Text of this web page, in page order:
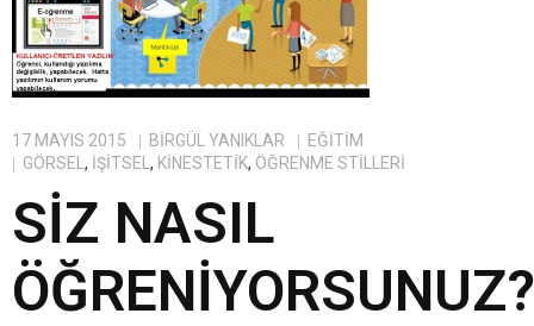
Yürüttüğüm Projeler
17 MAYIS 2015 BIRGÜL YANIKLAR
EĞITIM
GÖRSEL , IŞITSEL , KINESTETIK, ÖĞRENME STILLERI
SİZ NASIL
ÖĞRENİYORSUNUZ?